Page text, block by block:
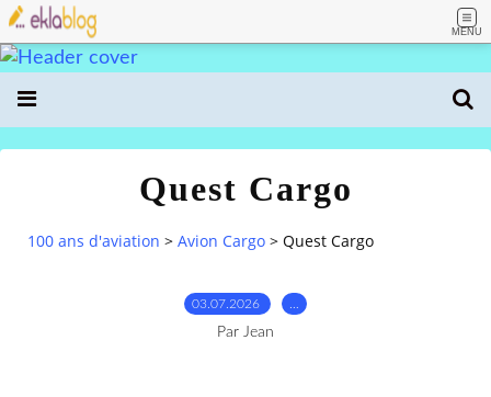
MENU
Quest Cargo
100 ans d'aviation > Avion Cargo > Quest Cargo
03.07.2026
Par Jean